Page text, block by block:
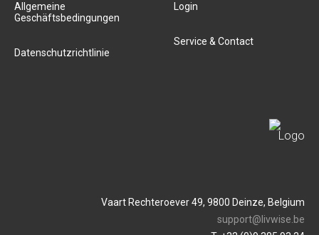
Allgemeine
Geschäftsbedingungen
Datenschutzrichtlinie
Login
Service & Contact
Vaart Rechteroever 49, 9800 Deinze, Belgium
support@livwise.be